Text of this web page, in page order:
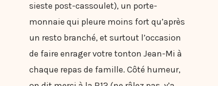
sieste post-cassoulet), un porte-
monnaie qui pleure moins fort qu’après
un resto branché, et surtout l’occasion
de faire enrager votre tonton Jean-Mi à
chaque repas de famille. Côté humeur,